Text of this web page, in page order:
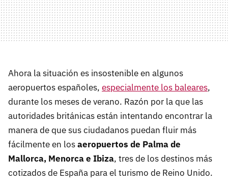
Ahora la situación es insostenible en algunos
aeropuertos españoles, especialmente los baleares,
durante los meses de verano. Razón por la que las
autoridades británicas están intentando encontrar la
manera de que sus ciudadanos puedan fluir más
fácilmente en losaeropuertos de Palma de
Mallorca, Menorca e Ibiza, tres de los destinos más
cotizados de España para el turismo de Reino Unido.